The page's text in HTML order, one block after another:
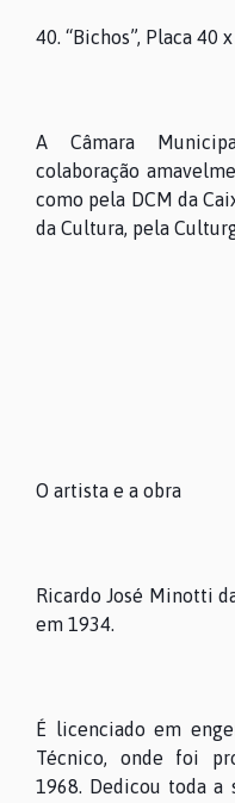
40. “Bichos”, Placa 40
A Câmara
colaboração
como pela DCM da
da Cultura, pela
O artista e a obra
Ricardo José Minotti
em 1934.
É licenciado em
Técnico, onde foi
1968. Dedicou toda a